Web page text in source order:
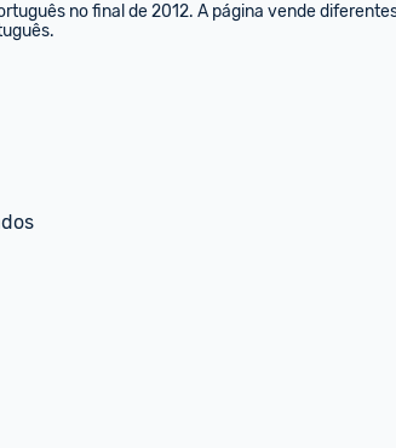
no final de 2012. A página vende